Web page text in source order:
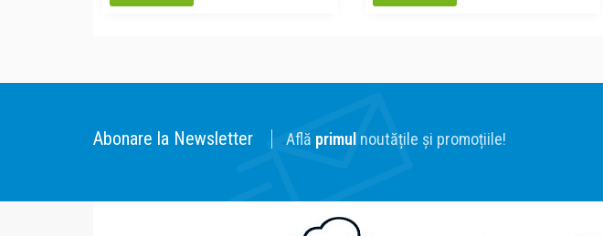
Abonare la Newsletter Află primul noutățile și promoțiile!